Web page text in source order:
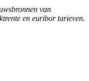
van
en euribor tarieven.